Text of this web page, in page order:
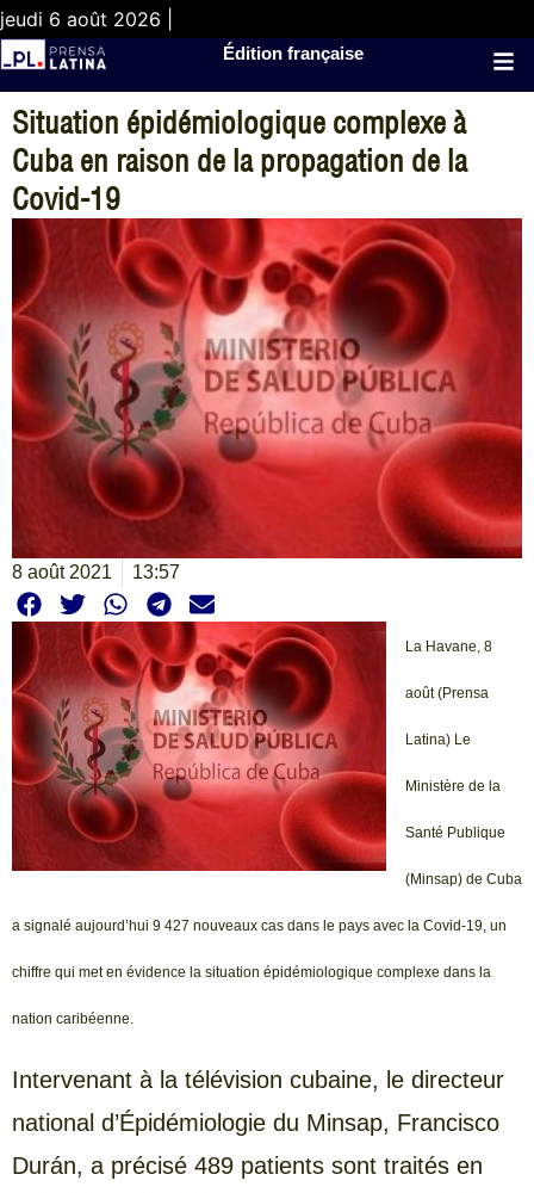
jeudi 6 août 2026 |
Édition française
Situation épidémiologique complexe à
Cuba en raison de la propagation de la
Covid-19
8 août 2021 13:57
La Havane, 8
août (Prensa
Latina) Le
Ministère de la
Santé Publique
(Minsap) de Cuba
a signalé aujourd’hui 9 427 nouveaux cas dans le pays avec la Covid-19, un
chiffre qui met en évidence la situation épidémiologique complexe dans la
nation caribéenne.
Intervenant à la télévision cubaine, le directeur
national d’Épidémiologie du Minsap, Francisco
Durán, a précisé 489 patients sont traités en